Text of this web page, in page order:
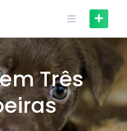
Três